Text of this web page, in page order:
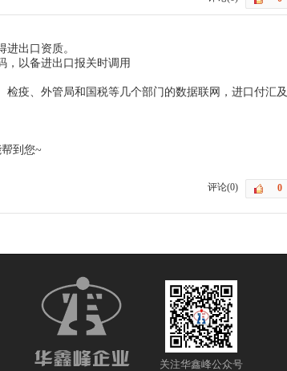
出口资质。
，以备进出口报关时调用
疫、外管局和国税等几个部门的数据联网，进口付汇及
到您~
评论(0)
关注华鑫峰公众号